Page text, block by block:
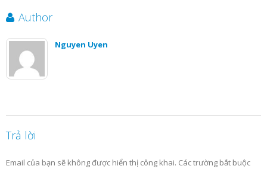
Author
Nguyen Uyen
Trả lời
Email của bạn sẽ không được hiển thị công khai. Các trường bắt buộc